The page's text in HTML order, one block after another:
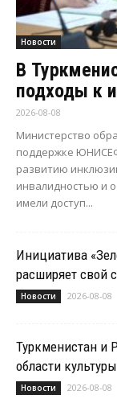
Новости
В
подходы к
2026-08-08
Министерство
поддержке
развитию
инвалидностью и
имели доступ...
Инициатива
расширяет свой
Новости 2026-08-08
Туркменистан и
области культуры
Новости 2026-08-08